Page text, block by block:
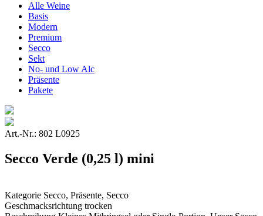
Alle Weine
Basis
Modern
Premium
Secco
Sekt
No- und Low Alc
Präsente
Pakete
Art.-Nr.: 802 L0925
Secco Verde (0,25 l) mini
Kategorie Secco, Präsente, Secco
Geschmacksrichtung trocken